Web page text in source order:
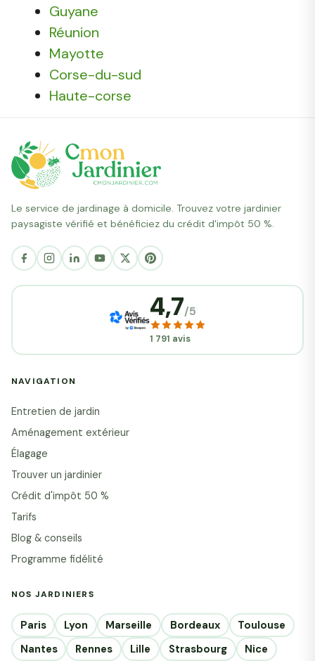
Guyane
Réunion
Mayotte
Corse-du-sud
Haute-corse
Le service de jardinage à domicile. Trouvez votre jardinier
paysagiste vérifié et bénéficiez du crédit d'impôt 50 %.
4,7/5
1 791 avis
NAVIGATION
Entretien de jardin
Aménagement extérieur
Élagage
Trouver un jardinier
Crédit d'impôt 50 %
Tarifs
Blog & conseils
Programme fidélité
NOS JARDINIERS
Paris Lyon Marseille Bordeaux
Toulouse
Nantes
Rennes Lille Strasbourg Nice